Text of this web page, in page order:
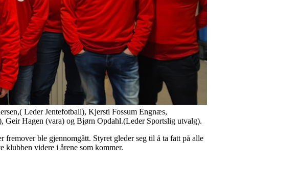
Leder Jentefotball), Kjersti Fossum Engnæs,
Hagen (vara) og Bjørn Opdahl.(Leder Sportslig utvalg).
ble gjennomgått. Styret gleder seg til å ta fatt på alle
klubben videre i årene som kommer.